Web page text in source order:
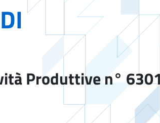
Produttive n°